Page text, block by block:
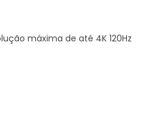
máxima de até 4K 120Hz